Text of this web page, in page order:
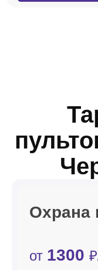
Охрана
от 1300